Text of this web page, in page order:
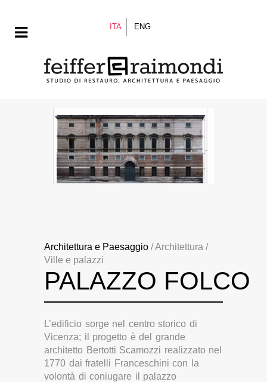
ITA ENG
Architettura e Paesaggio / Architettura /
Ville e palazzi
PALAZZO FOLCO
L’edificio sorge nel centro storico di
Vicenza; il progetto è del grande
architetto Bertotti Scamozzi realizzato nel
1770 dai fratelli Franceschini con la
volontà di coniugare il palazzo